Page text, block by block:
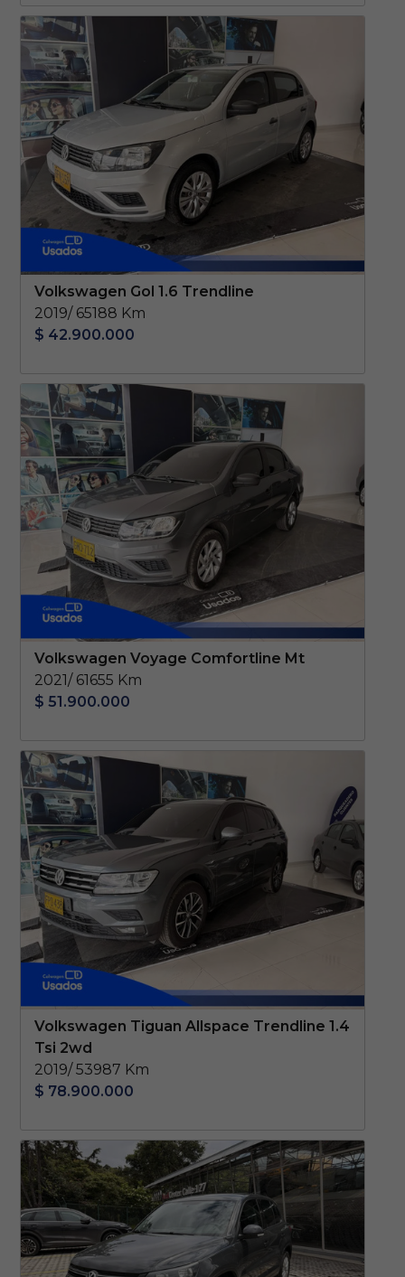
Volkswagen Gol 1.6 Trendline
2019/ 65188 Km
$ 42.900.000
Volkswagen Voyage Comfortline Mt
2021/ 61655 Km
$ 51.900.000
Volkswagen Tiguan Allspace Trendline 1.4
Tsi 2wd
2019/ 53987 Km
$ 78.900.000